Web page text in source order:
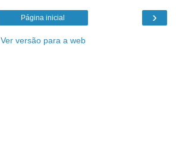
›
Página inicial
Ver versão para a web